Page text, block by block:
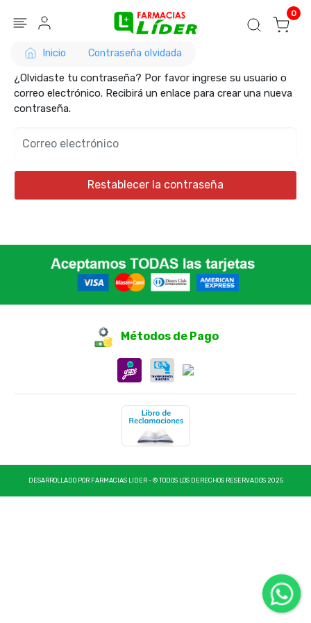
Seguir mi pedido 0
Inicio Contraseña olvidada
¿Olvidaste tu contraseña? Por favor ingrese su usuario o
correo electrónico. Recibirá un enlace para crear una nueva
contraseña.
Restablecer la contraseña
Métodos de Pago
DESARROLLADO POR FARMACIAS LIDER - © TODOS LOS DERECHOS RESERVADOS 2025